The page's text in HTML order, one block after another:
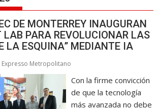
DE MONTERREY INAUGURAN
LAB PARA REVOLUCIONAR LAS
LA ESQUINA” MEDIANTE IA
Expresso Metropolitano
Con la firme convicción
de que la tecnología
más avanzada no debe